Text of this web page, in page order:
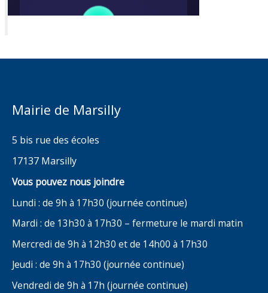
Mairie de Marsilly
5 bis rue des écoles
17137 Marsilly
Vous pouvez nous joindre
Lundi : de 9h à 17h30 (journée continue)
Mardi : de 13h30 à 17h30 – fermeture le mardi matin
Mercredi de 9h à 12h30 et de 14h00 à 17h30
Jeudi : de 9h à 17h30 (journée continue)
Vendredi de 9h à 17h (journée continue)